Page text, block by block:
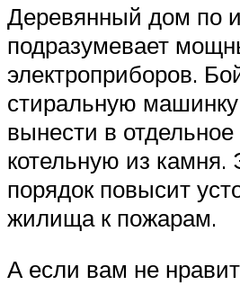
Деревянный дом по
подразумевает
электроприборов.
стиральную
вынести в
котельную из камня.
порядок повысит
жилища к пожарам.
А если вам не